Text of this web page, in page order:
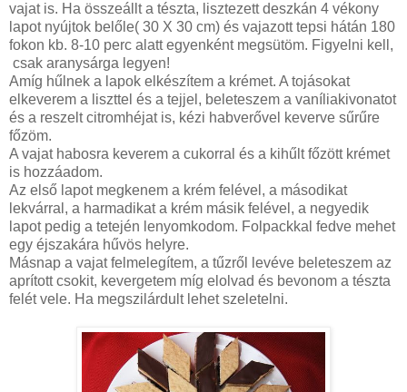
vajat is. Ha összeállt a tészta, lisztezett deszkán 4 vékony
lapot nyújtok belőle( 30 X 30 cm) és vajazott tepsi hátán 180
fokon kb. 8-10 perc alatt egyenként megsütöm. Figyelni kell,
csak aranysárga legyen!
Amíg hűlnek a lapok elkészítem a krémet. A tojásokat
elkeverem a liszttel és a tejjel, beleteszem a vaníliakivonatot
és a reszelt citromhéjat is, kézi habverővel keverve sűrűre
főzöm.
A vajat habosra keverem a cukorral és a kihűlt főzött krémet
is hozzáadom.
Az első lapot megkenem a krém felével, a másodikat
lekvárral, a harmadikat a krém másik felével, a negyedik
lapot pedig a tetején lenyomkodom. Folpackkal fedve mehet
egy éjszakára hűvös helyre.
Másnap a vajat felmelegítem, a tűzről levéve beleteszem az
aprított csokit, kevergetem míg elolvad és bevonom a tészta
felét vele. Ha megszilárdult lehet szeletelni.